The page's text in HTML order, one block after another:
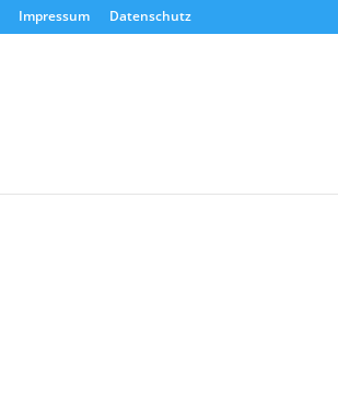
Impressum Datenschutz